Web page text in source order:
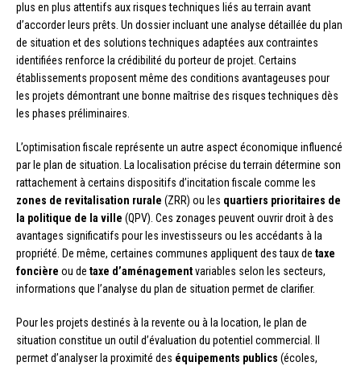
plus en plus attentifs aux risques techniques liés au terrain avant
d’accorder leurs prêts. Un dossier incluant une analyse détaillée du plan
de situation et des solutions techniques adaptées aux contraintes
identifiées renforce la crédibilité du porteur de projet. Certains
établissements proposent même des conditions avantageuses pour
les projets démontrant une bonne maîtrise des risques techniques dès
les phases préliminaires.
L’optimisation fiscale représente un autre aspect économique influencé
par le plan de situation. La localisation précise du terrain détermine son
rattachement à certains dispositifs d’incitation fiscale comme les
zones de revitalisation rurale (ZRR) ou les quartiers prioritaires de
la politique de la ville (QPV). Ces zonages peuvent ouvrir droit à des
avantages significatifs pour les investisseurs ou les accédants à la
propriété. De même, certaines communes appliquent des taux de taxe
foncière ou de taxe d’aménagementvariables selon les secteurs,
informations que l’analyse du plan de situation permet de clarifier.
Pour les projets destinés à la revente ou à la location, le plan de
situation constitue un outil d’évaluation du potentiel commercial. Il
permet d’analyser la proximité des équipements publics (écoles,